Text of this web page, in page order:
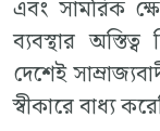
এবং সামরিক
ব্যবস্থার
দেশেই
স্বীকারে বাধ্য